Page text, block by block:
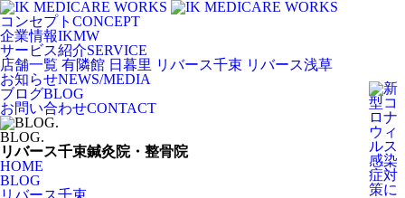
コンセプト CONCEPT
企業情報IKMW
サービス紹介SERVICE
店舗一覧 有隣館 日暮里 リバース千束 リバース浅草
お知らせNEWS/MEDIA
ブログBLOG
お問い合わせCONTACT
BLOG.
リバース千束鍼灸院・整骨院
HOME
BLOG
リバース千束